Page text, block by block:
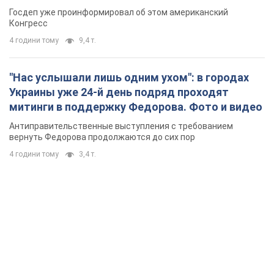
Госдеп уже проинформировал об этом американский
Конгресс
4 години тому 9,4 т.
"Нас услышали лишь одним ухом": в городах
Украины уже 24-й день подряд проходят
митинги в поддержку Федорова. Фото и видео
Антиправительственные выступления с требованием
вернуть Федорова продолжаются до сих пор
4 години тому 3,4 т.